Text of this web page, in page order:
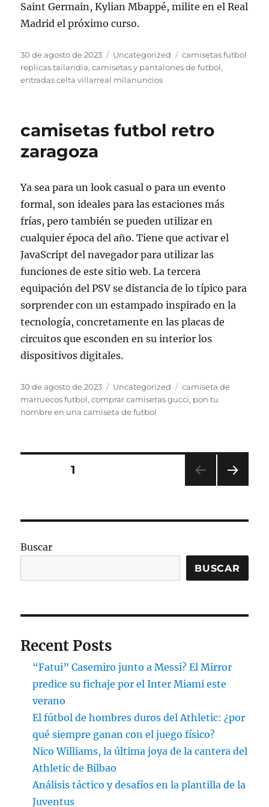
Saint Germain, Kylian Mbappé, milite en el Real
Madrid el próximo curso.
Publicado
el
30 de agosto de 2023 Categorías
Uncategorized Etiquetas
camisetas futbol
replicas tailandia,camisetas y pantalones de futbol,
entradas celta villarreal milanuncios
camisetas futbol retro
zaragoza
Ya sea para un look casual o para un evento
formal, son ideales para las estaciones más
frías, pero también se pueden utilizar en
cualquier época del año. Tiene que activar el
JavaScript del navegador para utilizar las
funciones de este sitio web. La tercera
equipación del PSV se distancia de lo típico para
sorprender con un estampado inspirado en la
tecnología, concretamente en las placas de
circuitos que esconden en su interior los
dispositivos digitales.
Publicado
el
30 de agosto de 2023 Categorías
Uncategorized Etiquetas
camiseta de
marruecos futbol,comprar camisetas gucci, pon tu
nombre en una camiseta de futbol
Paginación
entradas
PÁGINA1
NA
Buscar
BUSCAR
Recent Posts
“Fatui” Casemiro junto a Messi? El Mirror
predice su fichaje por el Inter Miami este
verano
El fútbol de hombres duros del Athletic: ¿por
qué siempre ganan con el juego físico?
Nico Williams, la última joya de la cantera del
Athletic de Bilbao
Análisis táctico y desafíos en la plantilla de la
Juventus